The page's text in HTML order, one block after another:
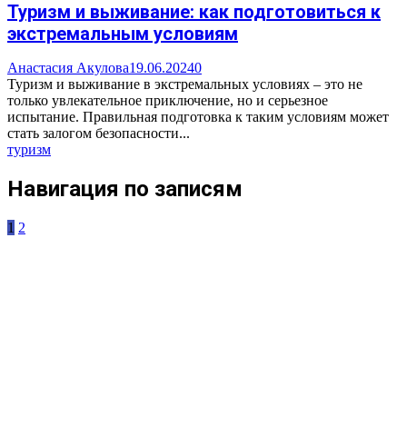
Туризм и выживание: как подготовиться к
экстремальным условиям
Анастасия Акулова19.06.20240
Туризм и выживание в экстремальных условиях – это не
только увлекательное приключение, но и серьезное
испытание. Правильная подготовка к таким условиям может
стать залогом безопасности...
туризм
Навигация по записям
1 2